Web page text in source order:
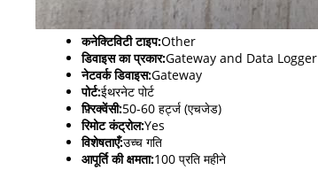
कनेक्टिविटी टाइप:Other
डिवाइस का प्रकार:Gateway and Data Logger
नेटवर्क डिवाइस:Gateway
पोर्ट:ईथरनेट पोर्ट
फ़्रिक्वेंसी:50-60 हर्ट्ज (एचजेड)
रिमोट कंट्रोल:Yes
विशेषताएँ:उच्च गति
आपूर्ति की क्षमता:100 प्रति महीने